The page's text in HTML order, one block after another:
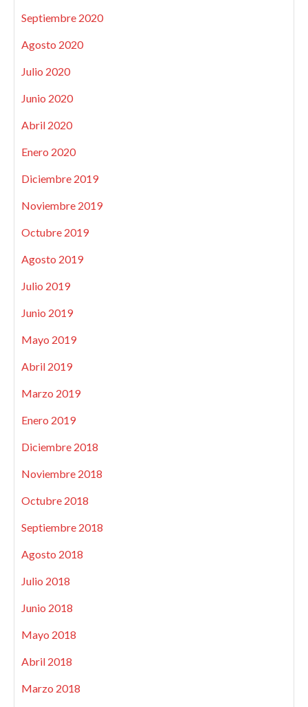
Septiembre 2020
Agosto 2020
Julio 2020
Junio 2020
Abril 2020
Enero 2020
Diciembre 2019
Noviembre 2019
Octubre 2019
Agosto 2019
Julio 2019
Junio 2019
Mayo 2019
Abril 2019
Marzo 2019
Enero 2019
Diciembre 2018
Noviembre 2018
Octubre 2018
Septiembre 2018
Agosto 2018
Julio 2018
Junio 2018
Mayo 2018
Abril 2018
Marzo 2018